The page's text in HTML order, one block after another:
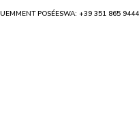
POSÉESWA: +39 351 865 9444